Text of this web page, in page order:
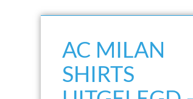
inhoudAC MILAN
SHIRTS